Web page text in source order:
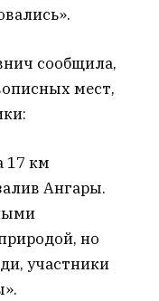
сообщила,
мест,
17 км
Ангары.
но
участники